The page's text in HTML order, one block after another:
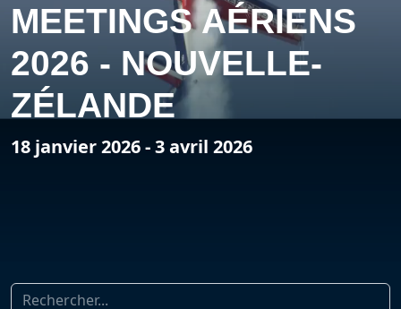
MEETINGS AÉRIENS
2026 - NOUVELLE-
ZÉLANDE
18 janvier 2026 - 3 avril 2026